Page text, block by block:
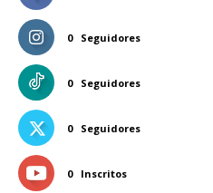
0 Seguidores
0 Seguidores
0 Seguidores
0 Inscritos